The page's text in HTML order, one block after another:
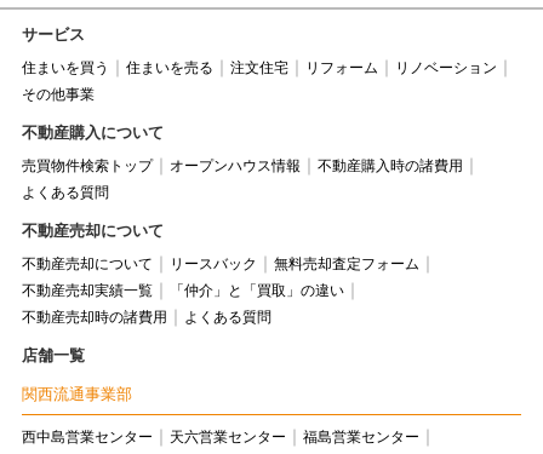
サービス
住まいを買う 住まいを売る 注文住宅 リフォーム
リノベーション
その他事業
不動産購入について
売買物件検索トップ オープンハウス情報
不動産購入時の諸費用
よくある質問
不動産売却について
不動産売却について リースバック
無料売却査定フォーム
不動産売却実績一覧
「仲介」と「買取」の違い
不動産売却時の諸費用
よくある質問
店舗一覧
関西流通事業部
西中島営業センター 天六営業センター
福島営業センター